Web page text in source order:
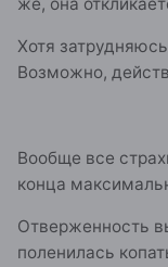
Хотя
Возможно,
Вообще все
конца
Отверженность
поленилась